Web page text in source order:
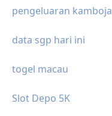
pengeluaran kamboja
data sgp hari ini
togel macau
Slot Depo 5K